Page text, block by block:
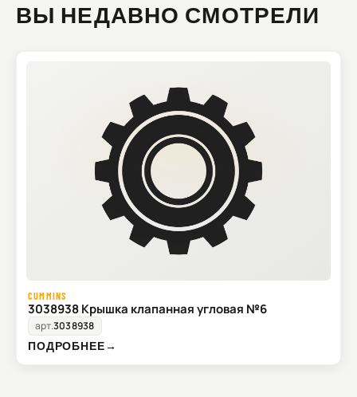
ВЫ НЕДАВНО СМОТРЕЛИ
CUMMINS
3038938 Крышка клапанная угловая №6
арт.3038938
ПОДРОБНЕЕ→